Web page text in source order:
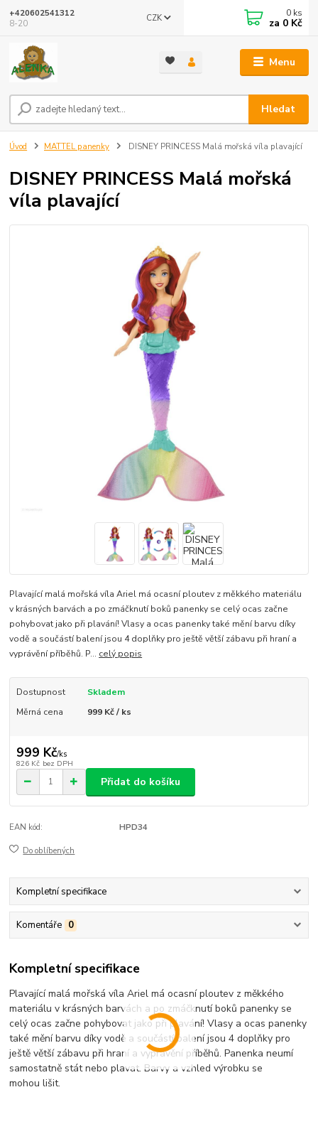
Menu
CZK
Hledat
+420602541312
8-20
0 ks
za 0 Kč
Úvod MATTEL panenky DISNEY PRINCESS Malá mořská víla plavající
DISNEY PRINCESS Malá mořská
víla plavající
Plavající malá mořská víla Ariel má ocasní ploutev z měkkého materiálu
v krásných barvách a po zmáčknutí boků panenky se celý ocas začne
pohybovat jako při plavání! Vlasy a ocas panenky také mění barvu díky
vodě a součástí balení jsou 4 doplňky pro ještě větší zábavu při hraní a
vyprávění příběhů. P... celý popis
Dostupnost
Skladem
Měrná cena
999 Kč / ks
999 Kč/ks
826 Kč bez DPH
Přidat do košíku
EAN kód: HPD34
Do oblíbených
Kompletní specifikace
Komentáře 0
Kompletní specifikace
Plavající malá mořská víla Ariel má ocasní ploutev z měkkého
materiálu v krásných barvách a po zmáčknutí boků panenky se
celý ocas začne pohybovat jako při plavání! Vlasy a ocas panenky
také mění barvu díky vodě a součástí balení jsou 4 doplňky pro
ještě větší zábavu při hraní a vyprávění příběhů. Panenka neumí
samostatně stát nebo plavat. Barvy a vzhled výrobku se
mohou lišit.